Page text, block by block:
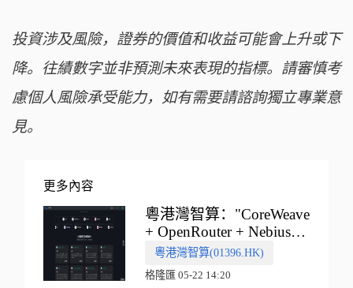
投資涉及風險，證券的價值和收益可能會上升或下
降。往績數字並非預測未來表現的指標。請審慎考
慮個人風險承受能力，如有需要請諮詢獨立專業意
見。
更多內容
粵港灣智算："CoreWeave
+ OpenRouter + Nebius"
多向融合的中國智算新範
式
粵港灣智算(01396.HK)
格隆匯 05-22 14:20